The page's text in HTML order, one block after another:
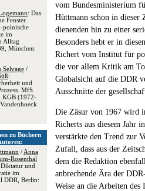
: Das
Fenster.
polnische
im
Alltag
München:
Selvage /
:
und
MfS
KGB (1972-
zu Büchern
/ Anna
Rosenthal
und
im
DDR, Berlin:
vom Bundesministerium
Hüttmann schon in
dienenden hin zu einer
Besonders hebt er in
Richert vom Institut für
die vor allem Kritik am
Globalsicht auf die DDR
Ausschnitte der
Die Zäsur von 1967 wird
Richerts aus diesem Jahr
verstärkte den Trend zur
Zufall, dass aus der
dem die Redaktion
anbrechende Ära der
Weise an die Arbeiten